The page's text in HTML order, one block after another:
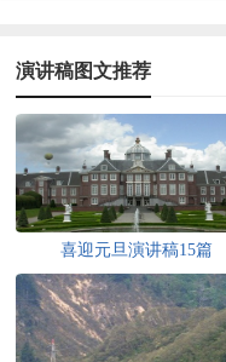
演讲稿图文推荐
喜迎元旦演讲稿15篇